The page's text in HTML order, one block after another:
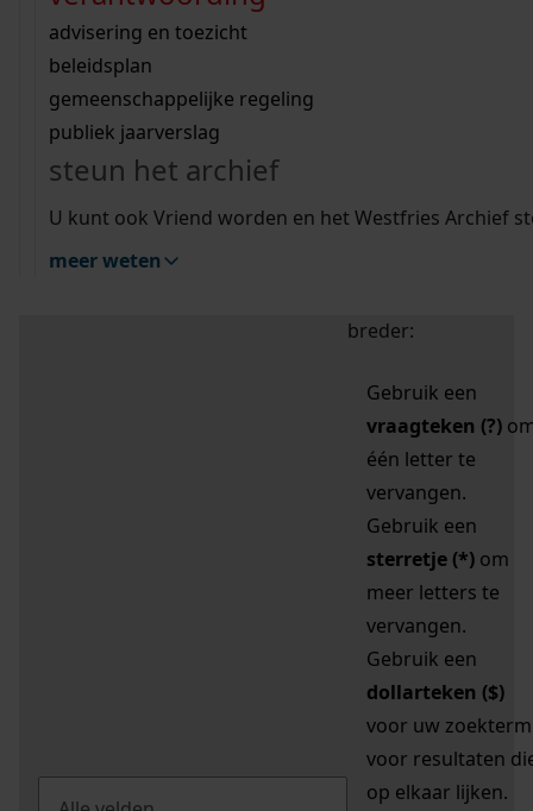
bouwvergunningen
omgevingsvergunningen
vergunningen
beeld en geluid
uitleg nodig?
Wij helpen u op weg met een aantal zoektips.
bekijk alle zoektips
Wij helpen u op weg met een aantal zoektips.
bekijk alle zoektips
bekijk ons geschiedenislokaal
advisering en toezicht
beleidsplan
gemeenschappelijke regeling
publiek jaarverslag
steun het archief
U kunt ook Vriend worden en het Westfries Archief
meer weten
zoektips
Mijn Studiezaal (inloggen)
uw zoekopdracht te
breder:
Gebruik een
vraagteken (?)
één letter te
vervangen.
Gebruik een
sterretje (*) om
meer letters te
vervangen.
Gebruik een
dollarteken ($)
voor uw zoekterm
voor resultaten
op elkaar lijken.